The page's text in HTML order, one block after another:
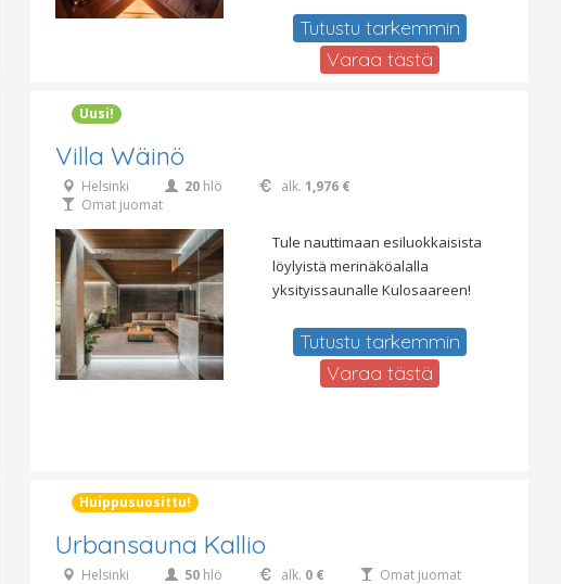
Tutustu tarkemmin
Varaa tästä
Uusi!
Villa Wäinö
Helsinki 20 hlö alk. 1,976 €
Omat juomat
Tule nauttimaan esiluokkaisista
löylyistä merinäköalalla
yksityissaunalle Kulosaareen!
Tutustu tarkemmin
Varaa tästä
Huippusuosittu!
Urbansauna Kallio
Helsinki 50 hlö alk. 0 € Omat juomat